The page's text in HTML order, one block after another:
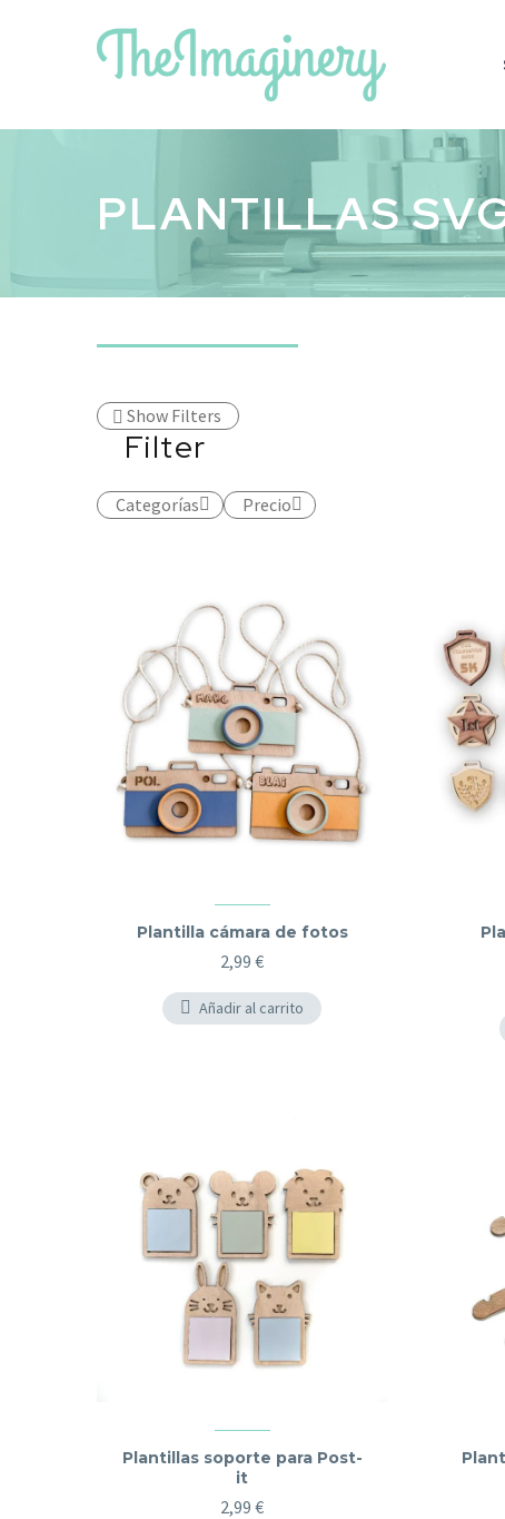
PLANTILLAS
Show Filters
Filter
Categorías Precio
Plantilla cámara de fotos
2,99 €
Añadir al carrito
Plantillas soporte para Post-
it
2,99 €